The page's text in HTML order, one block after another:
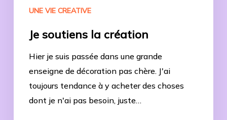
UNE VIE CREATIVE
Je soutiens la création
Hier je suis passée dans une grande
enseigne de décoration pas chère. J'ai
toujours tendance à y acheter des choses
dont je n'ai pas besoin, juste…